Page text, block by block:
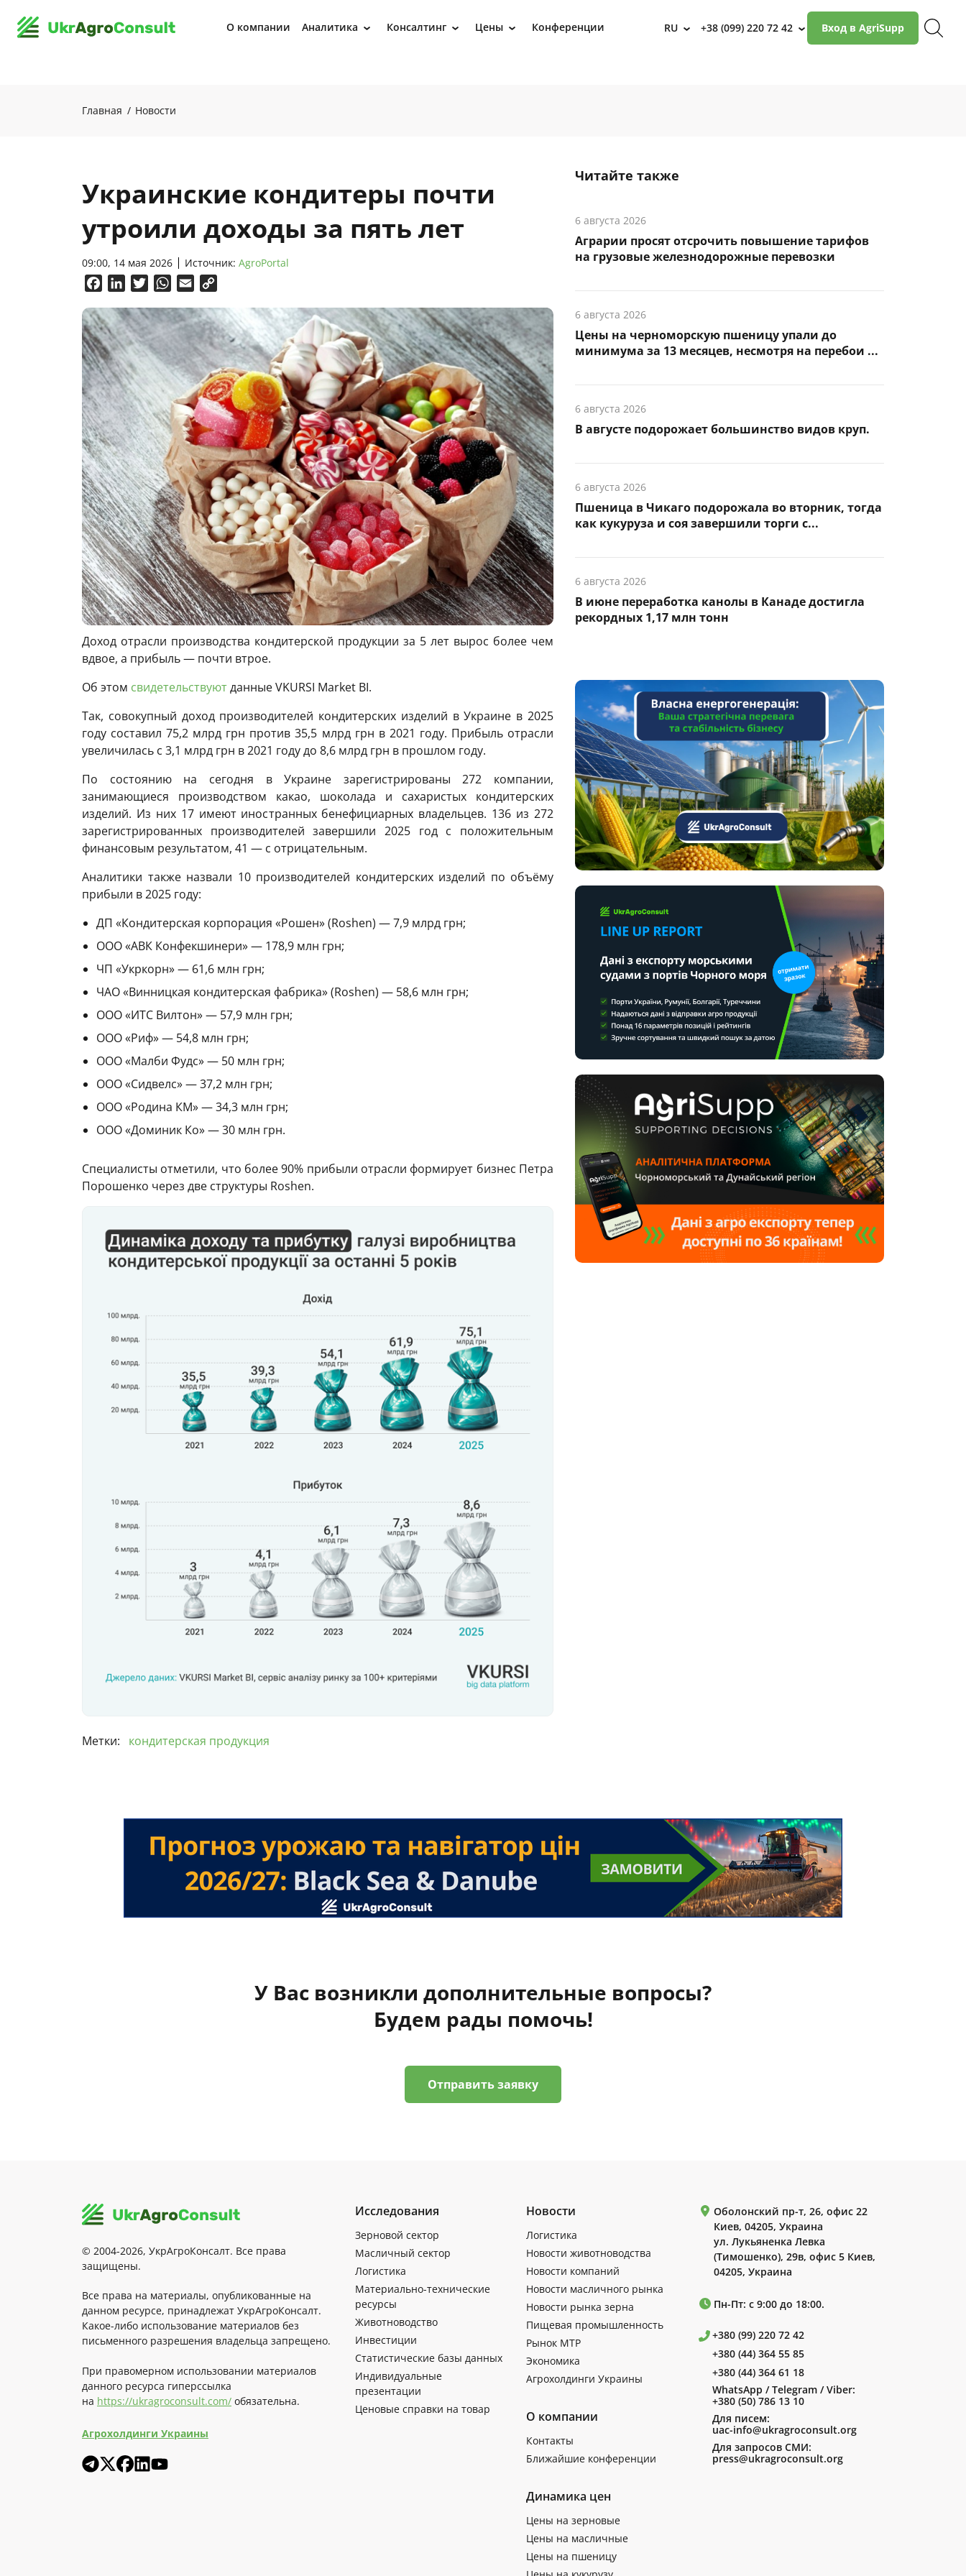
О компании Аналитика › Консалтинг › Цены › Конференции RU › +38 (099) 220 72 42 › Вход в AgriSupp
Главная Новости
Украинские кондитеры почти
утроили доходы за пять лет
09:00, 14 мая 2026 Источник: AgroPortal
FacebookLinkedInTwitterWhatsApp
Email
Доход отрасли производства кондитерской продукции за 5 лет вырос более чем
вдвое, а прибыль — почти втрое.
Об этом свидетельствуютданные VKURSI Market BI.
Так, совокупный доход производителей кондитерских изделий в Украине в 2025
году составил 75,2 млрд грн против 35,5 млрд грн в 2021 году. Прибыль отрасли
увеличилась с 3,1 млрд грн в 2021 году до 8,6 млрд грн в прошлом году.
По состоянию на сегодня в Украине зарегистрированы 272 компании,
занимающиеся производством какао, шоколада и сахаристых кондитерских
изделий. Из них 17 имеют иностранных бенефициарных владельцев. 136 из 272
зарегистрированных производителей завершили 2025 год с положительным
финансовым результатом, 41 — с отрицательным.
Аналитики также назвали 10 производителей кондитерских изделий по объёму
прибыли в 2025 году:
ДП «Кондитерская корпорация «Рошен» (Roshen) — 7,9 млрд грн;
ООО «АВК Конфекшинери» — 178,9 млн грн;
ЧП «Укркорн» — 61,6 млн грн;
ЧАО «Винницкая кондитерская фабрика» (Roshen) — 58,6 млн грн;
ООО «ИТС Вилтон» — 57,9 млн грн;
ООО «Риф» — 54,8 млн грн;
ООО «Малби Фудс» — 50 млн грн;
ООО «Сидвелс» — 37,2 млн грн;
ООО «Родина КМ» — 34,3 млн грн;
ООО «Доминик Ко» — 30 млн грн.
Специалисты отметили, что более 90% прибыли отрасли формирует бизнес Петра
Порошенко через две структуры Roshen.
Метки: кондитерская продукция
Читайте также
6 августа 2026
Аграрии просят отсрочить повышение тарифов
на грузовые железнодорожные перевозки
6 августа 2026
Цены на черноморскую пшеницу упали до
минимума за 13 месяцев, несмотря на перебои ...
6 августа 2026
В августе подорожает большинство видов круп.
6 августа 2026
Пшеница в Чикаго подорожала во вторник, тогда
как кукуруза и соя завершили торги с...
6 августа 2026
В июне переработка канолы в Канаде достигла
рекордных 1,17 млн тонн
У Вас возникли дополнительные вопросы?
Будем рады помочь!
Отправить заявку
© 2004-2026, УкрАгроКонсалт. Все права
защищены.
Все права на материалы, опубликованные на
данном ресурсе, принадлежат УкрАгроКонсалт.
Какое-либо использование материалов без
письменного разрешения владельца запрещено.
При правомерном использовании материалов
данного ресурса гиперссылка
на https://ukragroconsult.com/ обязательна.
Агрохолдинги Украины
Исследования
Зерновой сектор
Масличный сектор
Логистика
Материально-технические
ресурсы
Животноводство
Инвестиции
Статистические базы данных
Индивидуальные
презентации
Ценовые справки на товар
Новости
Логистика
Новости животноводства
Новости компаний
Новости масличного рынка
Новости рынка зерна
Пищевая промышленность
Рынок МТР
Экономика
Агрохолдинги Украины
О компании
Контакты
Ближайшие конференции
Динамика цен
Цены на зерновые
Цены на масличные
Цены на пшеницу
Оболонский пр-т, 26, офис 22
Киев, 04205, Украина
ул. Лукьяненка Левка
(Тимошенко), 29в, офис 5 Киев,
04205, Украина
Пн-Пт: с 9:00 до 18:00.
+380 (99) 220 72 42
+380 (44) 364 55 85
+380 (44) 364 61 18
WhatsApp / Telegram / Viber:
+380 (50) 786 13 10
Для писем:
uac-info@ukragroconsult.org
Для запросов СМИ:
press@ukragroconsult.org